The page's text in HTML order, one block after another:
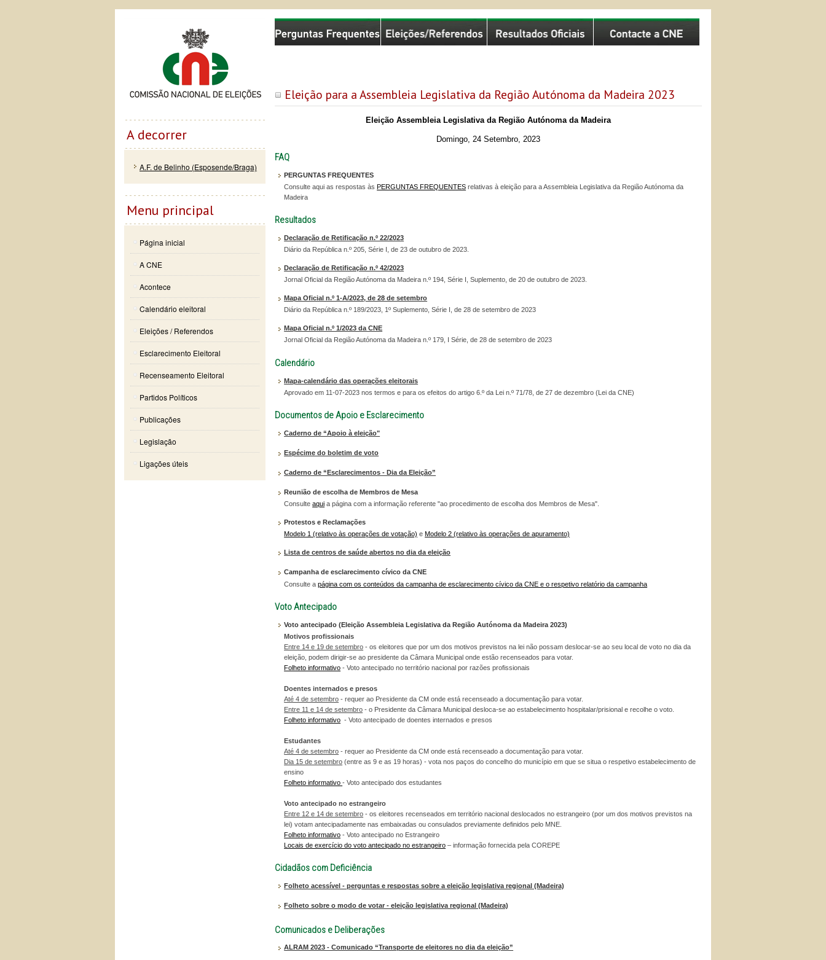
Eleição para a Assembleia Legislativa da Região Autónoma da Madeira 2023
Eleição Assembleia Legislativa da Região Autónoma da Madeira
Domingo, 24 Setembro, 2023
FAQ
PERGUNTAS FREQUENTES
Consulte aqui as respostas àsPERGUNTAS FREQUENTES relativas à eleição para a Assembleia Legislativa da Região Autónoma da
Madeira
Resultados
Declaração de Retificação n.º 22/2023
Diário da República n.º 205, Série I, de 23 de outubro de 2023.
Declaração de Retificação n.º 42/2023
Jornal Oficial da Região Autónoma da Madeira n.º 194, Série I, Suplemento, de 20 de outubro de 2023.
Mapa Oficial n.º 1-A/2023, de 28 de setembro
Diário da República n.º 189/2023, 1º Suplemento, Série I, de 28 de setembro de 2023
Mapa Oficial n.º 1/2023 da CNE
Jornal Oficial da Região Autónoma da Madeira n.º 179, I Série, de 28 de setembro de 2023
Calendário
Mapa-calendário das operações eleitorais
Aprovado em 11-07-2023 nos termos e para os efeitos do artigo 6.º da Lei n.º 71/78, de 27 de dezembro (Lei da CNE)
Documentos de Apoio e Esclarecimento
Caderno de “Apoio à eleição"
Espécime do boletim de voto
Caderno de “Esclarecimentos - Dia da Eleição”
Reunião de escolha de Membros de Mesa
Consulteaqui a página com a informação referente "ao procedimento de escolha dos Membros de Mesa".
Protestos e Reclamações
Modelo 1 (relativo às operações de votação) e Modelo 2 (relativo às operações de apuramento)
Lista de centros de saúde abertos no dia da eleição
Campanha de esclarecimento cívico da CNE
Consulte apágina com os conteúdos da campanha de esclarecimento cívico da CNE e o respetivo relatório da campanha
Voto Antecipado
Voto antecipado (Eleição Assembleia Legislativa da Região Autónoma da Madeira 2023)
Motivos profissionais
Entre 14 e 19 de setembro - os eleitores que por um dos motivos previstos na lei não possam deslocar-se ao seu local de voto no dia da
eleição, podem dirigir-se ao presidente da Câmara Municipal onde estão recenseados para votar.
Folheto informativo - Voto antecipado no território nacional por razões profissionais
Doentes internados e presos
Até 4 de setembro - requer ao Presidente da CM onde está recenseado a documentação para votar.
Entre 11 e 14 de setembro - o Presidente da Câmara Municipal desloca-se ao estabelecimento hospitalar/prisional e recolhe o voto.
Folheto informativo - Voto antecipado de doentes internados e presos
Estudantes
Até 4 de setembro - requer ao Presidente da CM onde está recenseado a documentação para votar.
Dia 15 de setembro (entre as 9 e as 19 horas) - vota nos paços do concelho do município em que se situa o respetivo estabelecimento de
ensino
Folheto informativo- Voto antecipado dos estudantes
Voto antecipado no estrangeiro
Entre 12 e 14 de setembro - os eleitores recenseados em território nacional deslocados no estrangeiro (por um dos motivos previstos na
lei) votam antecipadamente nas embaixadas ou consulados previamente definidos pelo MNE.
Folheto informativo - Voto antecipado no Estrangeiro
Locais de exercício do voto antecipado no estrangeiro – informação fornecida pela COREPE
Cidadãos com Deficiência
Folheto acessível - perguntas e respostas sobre a eleição legislativa regional (Madeira)
Folheto sobre o modo de votar - eleição legislativa regional (Madeira)
Comunicados e Deliberações
ALRAM 2023 - Comunicado “Transporte de eleitores no dia da eleição”
Comissão Nacional de Eleições
A decorrer
A.F. de Belinho (Esposende/Braga)
Menu principal
Página inicial
A CNE
Acontece
Calendário eleitoral
Eleições / Referendos
Esclarecimento Eleitoral
Recenseamento Eleitoral
Partidos Políticos
Publicações
Legislação
Ligações úteis